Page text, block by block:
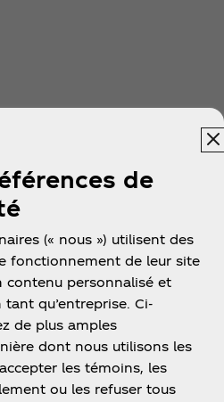
de
(« nous ») utilisent des
fonctionnement de leur site
contenu personnalisé et
qu’entreprise. Ci-
de plus amples
dont nous utilisons les
les témoins, les
ou les refuser tous